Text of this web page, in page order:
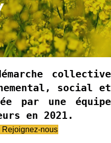
collective
social et
par une équipe
en 2021.
Rejoignez-nous